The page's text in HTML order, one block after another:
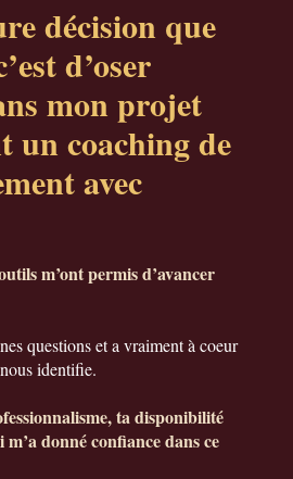
décision que
d’oser
mon projet
un coaching de
avec
m’ont permis d’avancer
questions et a vraiment à coeur
identifie.
ta disponibilité
donné confiance dans ce